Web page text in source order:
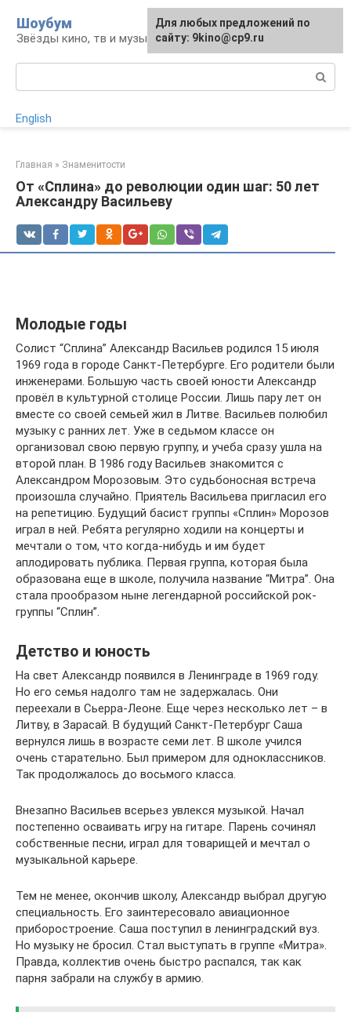
контенту
Шоубум
Звёзды кино, тв и музыки
English
Главная » Знаменитости
От «Сплина» до революции один шаг: 50 лет
Александру Васильеву
Молодые годы
Солист “Сплина” Александр Васильев родился 15 июля
1969 года в городе Санкт-Петербурге. Его родители были
инженерами. Большую часть своей юности Александр
провёл в культурной столице России. Лишь пару лет он
вместе со своей семьей жил в Литве. Васильев полюбил
музыку с ранних лет. Уже в седьмом классе он
организовал свою первую группу, и учеба сразу ушла на
второй план. В 1986 году Васильев знакомится с
Александром Морозовым. Это судьбоносная встреча
произошла случайно. Приятель Васильева пригласил его
на репетицию. Будущий басист группы «Сплин» Морозов
играл в ней. Ребята регулярно ходили на концерты и
мечтали о том, что когда-нибудь и им будет
аплодировать публика. Первая группа, которая была
образована еще в школе, получила название “Митра”. Она
стала прообразом ныне легендарной российской рок-
группы “Сплин”.
Детство и юность
На свет Александр появился в Ленинграде в 1969 году.
Но его семья надолго там не задержалась. Они
переехали в Сьерра-Леоне. Еще через несколько лет – в
Литву, в Зарасай. В будущий Санкт-Петербург Саша
вернулся лишь в возрасте семи лет. В школе учился
очень старательно. Был примером для одноклассников.
Так продолжалось до восьмого класса.
Внезапно Васильев всерьез увлекся музыкой. Начал
постепенно осваивать игру на гитаре. Парень сочинял
собственные песни, играл для товарищей и мечтал о
музыкальной карьере.
Тем не менее, окончив школу, Александр выбрал другую
специальность. Его заинтересовало авиационное
приборостроение. Саша поступил в ленинградский вуз.
Но музыку не бросил. Стал выступать в группе «Митра».
Правда, коллектив очень быстро распался, так как
парня забрали на службу в армию.
Для любых предложений по
сайту: 9kino@cp9.ru